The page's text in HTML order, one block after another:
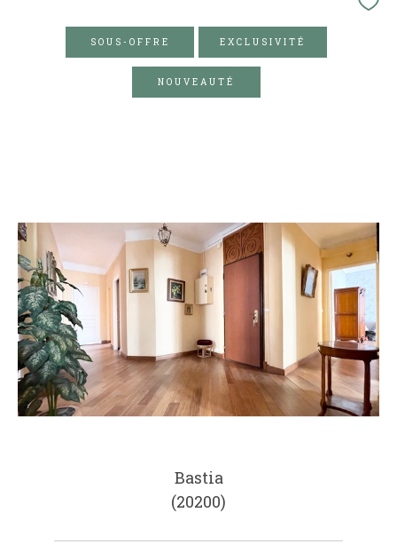
SOUS-OFFRE EXCLUSIVITÉ
NOUVEAUTÉ
Bastia
(20200)